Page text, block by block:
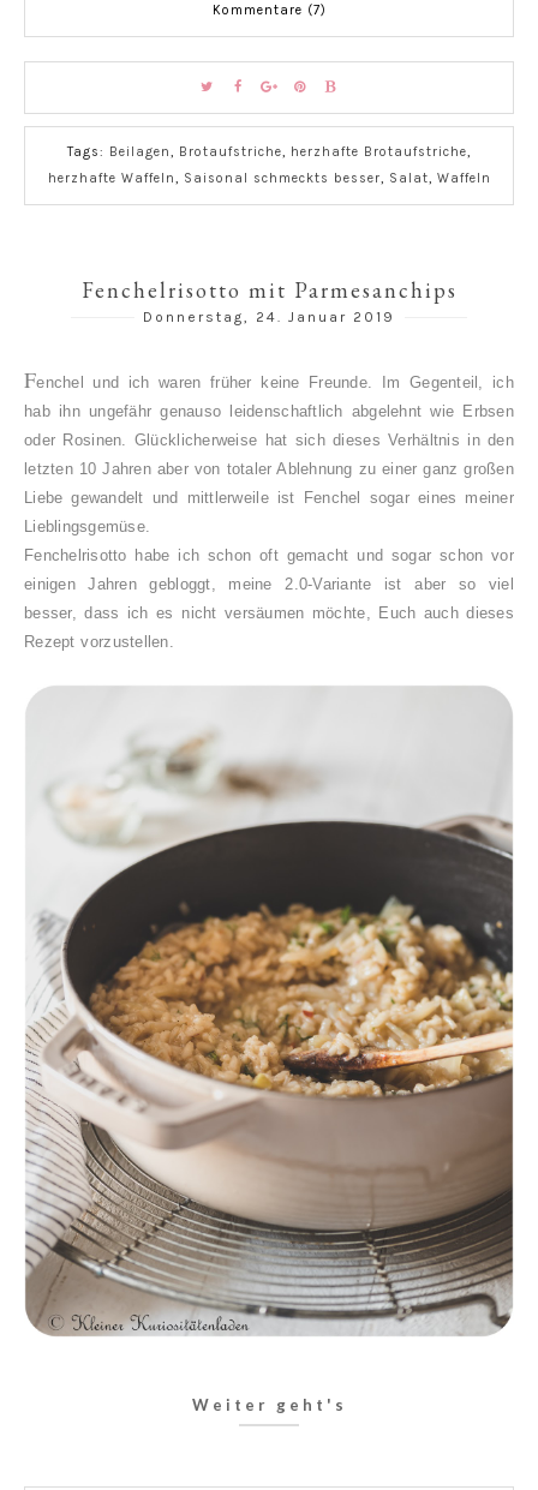
Kommentare (7)
Tags: Beilagen, Brotaufstriche, herzhafte Brotaufstriche,
herzhafte Waffeln, Saisonal schmeckts besser, Salat, Waffeln
Fenchelrisotto mit Parmesanchips
Donnerstag, 24. Januar 2019
Fenchel und ich waren früher keine Freunde. Im Gegenteil, ich
hab ihn ungefähr genauso leidenschaftlich abgelehnt wie Erbsen
oder Rosinen. Glücklicherweise hat sich diesesVerhältnis in den
letzten 10 Jahren aber von totaler Ablehnung zu einer ganz großen
Liebe gewandelt und mittlerweile ist Fenchel sogar eines meiner
Lieblingsgemüse.
Fenchelrisotto habe ich schon oft gemacht und sogar schon vor
einigen Jahren gebloggt, meine 2.0-Variante ist aber so viel
besser, dass ich es nicht versäumen möchte, Euch auch dieses
Rezept vorzustellen.
Weiter geht's